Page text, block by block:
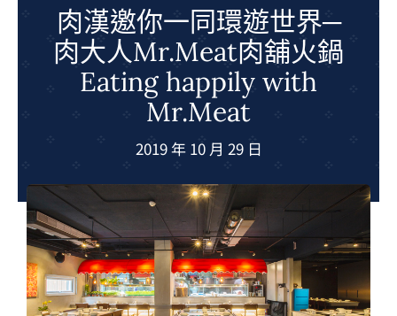
室內設計
夢想購物
肉漢邀你一同環遊世界─
肉大人Mr.Meat肉舖火鍋
Eating happily with
Mr.Meat
2019 年 10 月 29 日